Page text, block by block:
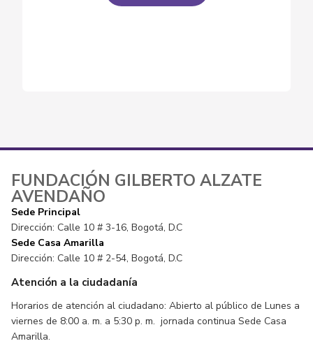
FUNDACIÓN GILBERTO ALZATE
AVENDAÑO
Sede Principal
Dirección: Calle 10 # 3-16, Bogotá, D.C
Sede Casa Amarilla
Dirección: Calle 10 # 2-54, Bogotá, D.C
Atención a la ciudadanía
Horarios de atención al ciudadano: Abierto al público de Lunes a
viernes de 8:00 a. m. a 5:30 p. m. jornada continua Sede Casa
Amarilla.